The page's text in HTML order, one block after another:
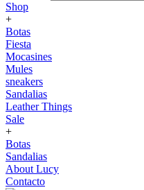
Shop
+
Botas
Fiesta
Mocasines
Mules
sneakers
Sandalias
Leather Things
Sale
+
Botas
Sandalias
About Lucy
Contacto